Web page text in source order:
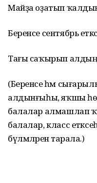
Майҙа оҙатып
Беренсе сентябрь
Тағы саҡырып
(Беренсе һәм
алдынғыһы, яҡшы
балалар алмашлап
балалар, класс
бүлмәләренә тарала.)